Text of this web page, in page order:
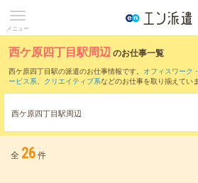
メニュー
西ケ原四丁目駅周辺のお仕事一覧
西ケ原四丁目駅の派遣のお仕事情報です。 オフィスワーク
ービス系、 クリエイティブ系などのお仕事を取り揃えてい
また、池袋駅・飯田橋駅
確認いただけます。
西ケ原四丁目駅周辺
全 26件